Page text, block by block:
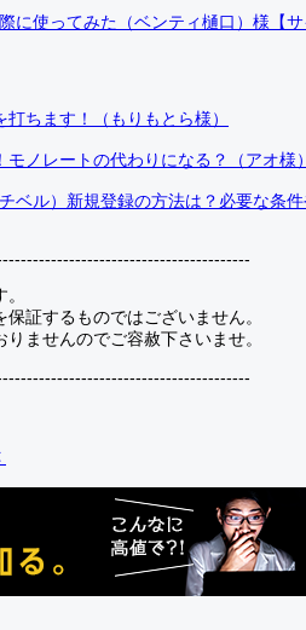
に使ってみた（ベンティ樋口）様【
ちます！（もりもとら様）
ノレートの代わりになる？（アオ様
ベル）新規登録の方法は？必要な条
証するものではございません。
ませんのでご容赦下さいませ。